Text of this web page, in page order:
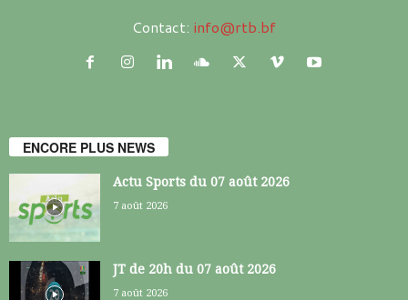
Contact: info@rtb.bf
ENCORE PLUS NEWS
Actu Sports du 07 août 2026
7 août 2026
JT de 20h du 07 août 2026
7 août 2026